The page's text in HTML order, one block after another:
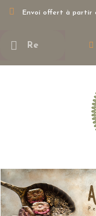
Envoi offert à partir